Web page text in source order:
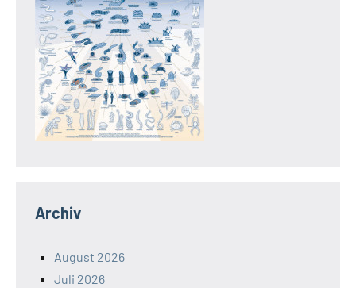
Archiv
August 2026
Juli 2026